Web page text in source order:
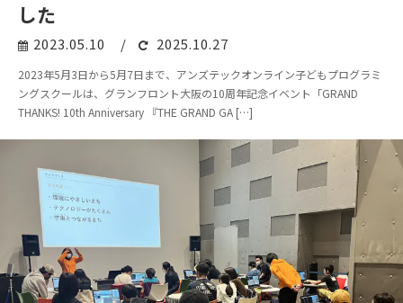
授業時間・料金
よくあるご質問
生徒・保護者の声
📖 資料請求
👉 無料体験お申込
した
2023.05.10 / 2025.10.27
2023年5月3日から5月7日まで、アンズテックオンライン子どもプログラミ
ングスクールは、グランフロント大阪の10周年記念イベント「GRAND
THANKS! 10th Anniversary 『THE GRAND GA […]